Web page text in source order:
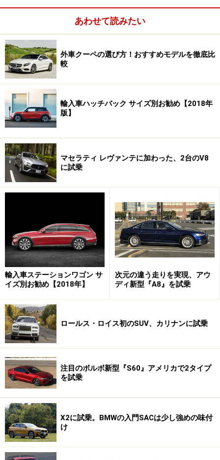
クをいっそう強調する、メリハリの効いた顔立ちになっ
た。フロントフェンダーサイドには、ミュルザンヌと同
じようなサイドベントも付け加えられている。
コンチネンタルGTスピード コンバーチブル。GTスピードと
GT V8Sはリアディフューザーの形状を変更した
リアから眺めた印象も、ちょっと違うように見えるは
ず。空力性能を改善すべく、トランクリッドが少しつま
み上げられたからだ。GTスピードではディフューザーの
デザインも変わった。そのほか、ボディカラーに3つの
新色と、新デザインのアロイホイールも2種類、追加さ
コンチネンタルGTスピードには小ぶりのダイヤモンドキル
ト模様のシートを標準装備。通常モデルにはフルーティン
グ・パターンと呼ばれる縦溝模様のシートが備わる
インテリアに目を移せば、基本的なデザインやレイアウ
トに変更は見受けられない。けれども目を凝らせば、パ
ドルシフトやギアセレクターレバー、時計、ダイヤルな
どが、意匠変更を受けた。また、人気のマリナーオプシ
ョンだが、シートデザインを変更（細かくなったダイヤ
モンドキルトステッチや細くなった縦リブデザイン）し
ている。
W12（6L ツインターボ）エンジンは出力を高めつつ燃費を最
大5%向上。複合モード燃費を14.1L/100km（約7.1km/l）とし
た
あわせて読みたい
外車クーペの選び方！おすすめモデルを徹底比
較
輸入車ハッチバック サイズ別お勧め【2018年
版】
マセラティ レヴァンテに加わった、2台のV8
に試乗
輸入車ステーションワゴン サ
イズ別お勧め【2018年】
次元の違う走りを実現、アウ
ディ新型『A8』を試乗
ロールス・ロイス初のSUV、カリナンに試乗
注目のボルボ新型『S60』アメリカで2タイプ
を試乗
X2に試乗。BMWの入門SACは少し強めの味付
け